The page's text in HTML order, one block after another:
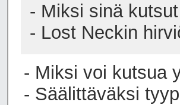
- Miksi sinä
- Lost Neckin
- Miksi voi kutsua
- Säälittäväksi